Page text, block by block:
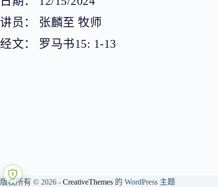
讲员： 张麟至 牧师
经文： 罗马书15: 1-13
版权所有 © 2026 - CreativeThemes 的 WordPress 主题